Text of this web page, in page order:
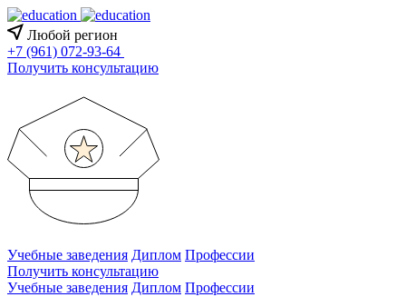
Любой регион
+7 (961) 072-93-64
Получить консультацию
Учебные заведения Диплом Профессии
Получить консультацию
Учебные заведения Диплом Профессии